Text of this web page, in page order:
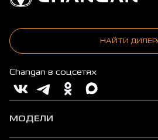
НАЙТИ
Changan в соцсетях
МОДЕЛИ